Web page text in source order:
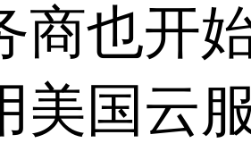
商也开
美国云